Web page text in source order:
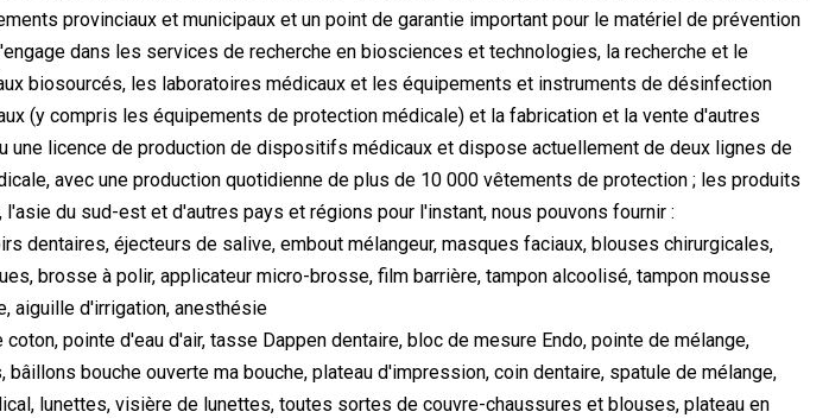
provinciaux et municipaux et un point de garantie important pour le matériel de prévention
dans les services de recherche en biosciences et technologies, la recherche et le
biosourcés, les laboratoires médicaux et les équipements et instruments de désinfection
(y compris les équipements de protection médicale) et la fabrication et la vente d'autres
une licence de production de dispositifs médicaux et dispose actuellement de deux lignes de
avec une production quotidienne de plus de 10 000 vêtements de protection ; les produits
du sud-est et d'autres pays et régions pour l'instant, nous pouvons fournir :
dentaires, éjecteurs de salive, embout mélangeur, masques faciaux, blouses chirurgicales,
brosse à polir, applicateur micro-brosse, film barrière, tampon alcoolisé, tampon mousse
aiguille d'irrigation, anesthésie
pointe d'eau d'air, tasse Dappen dentaire, bloc de mesure Endo, pointe de mélange,
bouche ouverte ma bouche, plateau d'impression, coin dentaire, spatule de mélange,
lunettes, visière de lunettes, toutes sortes de couvre-chaussures et blouses, plateau en